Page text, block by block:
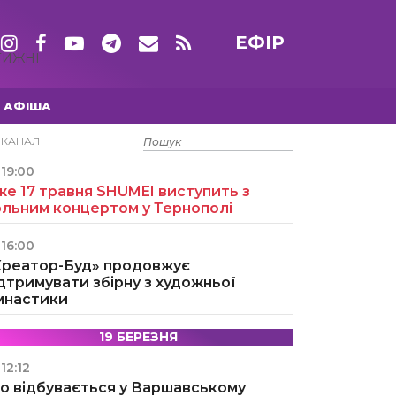
ЕФІР
АФІША
15 ТРАВНЯ
19:00
17 травня SHUMEI виступить з
концертом у Тернополі
16:00
Буд» продовжує
збірну з художньої
19 БЕРЕЗНЯ
12:12
відбувається у Варшавському